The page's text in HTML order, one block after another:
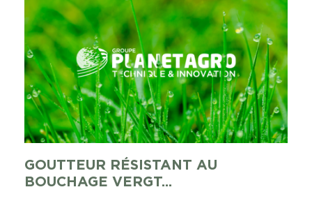
GOUTTEUR RÉSISTANT AU
BOUCHAGE VERGT...